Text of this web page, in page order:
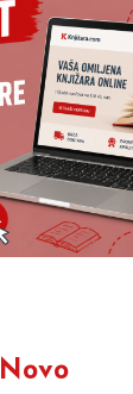
Novo